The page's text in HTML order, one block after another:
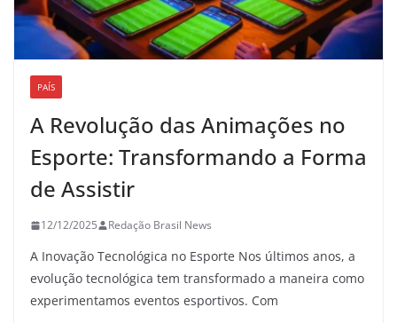
PAÍS
A Revolução das Animações no
Esporte: Transformando a Forma
de Assistir
12/12/2025 Redação Brasil News
A Inovação Tecnológica no Esporte Nos últimos anos, a
evolução tecnológica tem transformado a maneira como
experimentamos eventos esportivos. Com